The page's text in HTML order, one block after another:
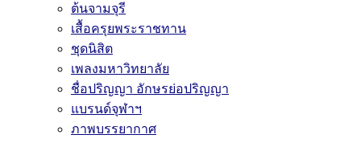
ต้นจามจุรี
เสื้อครุยพระราชทาน
ชุดนิสิต
เพลงมหาวิทยาลัย
ชื่อปริญญา อักษรย่อปริญญา
แบรนด์จุฬาฯ
ภาพบรรยากาศ